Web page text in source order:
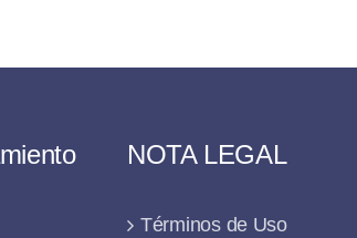
NOTA LEGAL
Términos de Uso